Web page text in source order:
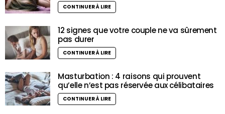
CONTINUER À LIRE
12 signes que votre couple ne va sûrement
pas durer
CONTINUER À LIRE
Masturbation : 4 raisons qui prouvent
qu’elle n’est pas réservée aux célibataires
CONTINUER À LIRE